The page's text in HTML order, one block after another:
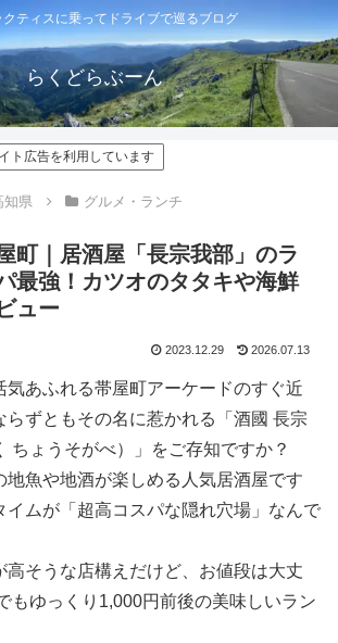
クティスに乗ってドライブで巡るブログ
らくどらぶーん
ト広告を利用しています
知県 グルメ・ランチ
町｜居酒屋「長宗我部」のラ
最強！カツオのタタキや海鮮
ュー
2023.12.29 2026.07.13
気あふれる帯屋町アーケードのすぐ近
らずともその名に惹かれる「酒國 長宗
ちょうそがべ）」をご存知ですか？
地魚や地酒が楽しめる人気居酒屋です
イムが「超高コスパな隠れ穴場」なんで
高そうな店構えだけど、お値段は大丈
もゆっくり1,000円前後の美味しいラン